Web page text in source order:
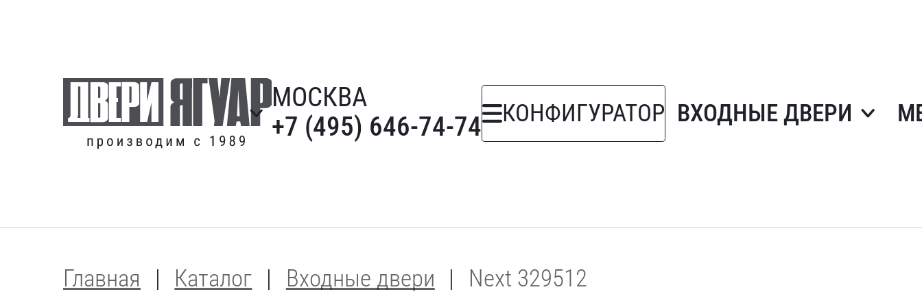
МОСКВА
+7 (495) 646-74-74
КОНФИГУРАТОР ВХОДНЫЕ ДВЕРИ
Главная Каталог Входные двери Next 329512